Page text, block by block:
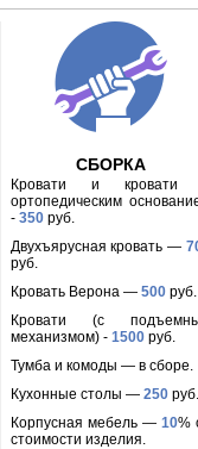
СБОРКА
Кровати и кровати
ортопедическим
- 350руб.
Двухъярусная кровать —
руб.
Кровать Верона — 500руб.
Кровати (с
механизмом) - 1500руб.
Тумба и комоды — в сборе.
Кухонные столы — 250руб.
Корпусная мебель — 10%
стоимости изделия.